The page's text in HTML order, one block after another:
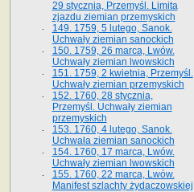
29 stycznia, Przemyśl. Limita
zjazdu ziemian przemyskich
149. 1759, 5 lutego, Sanok.
Uchwały ziemian sanockich
150. 1759, 26 marca, Lwów.
Uchwały ziemian lwowskich
151. 1759, 2 kwietnia, Przemyśl.
Uchwały ziemian przemyskich
152. 1760, 28 stycznia,
Przemyśl. Uchwały ziemian
przemyskich
153. 1760, 4 lutego, Sanok.
Uchwała ziemian sanockich
154. 1760, 17 marca, Lwów.
Uchwały ziemian lwowskich
155. 1760, 22 marca, Lwów.
Manifest szlachty żydaczowskiej